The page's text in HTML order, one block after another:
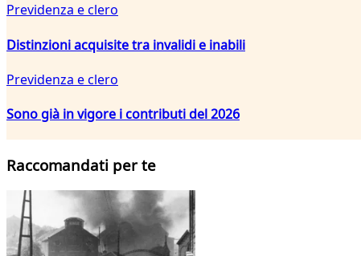
Previdenza e clero
Distinzioni acquisite tra invalidi e inabili
Previdenza e clero
Sono già in vigore i contributi del 2026
Raccomandati per te